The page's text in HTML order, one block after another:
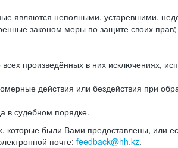
являются неполными, устаревшими,
законом меры по защите своих прав;
произведённых в них исключениях,
действия или бездействия при
в судебном порядке.
которые были Вами предоставлены, или
почте: feedback@hh.kz.